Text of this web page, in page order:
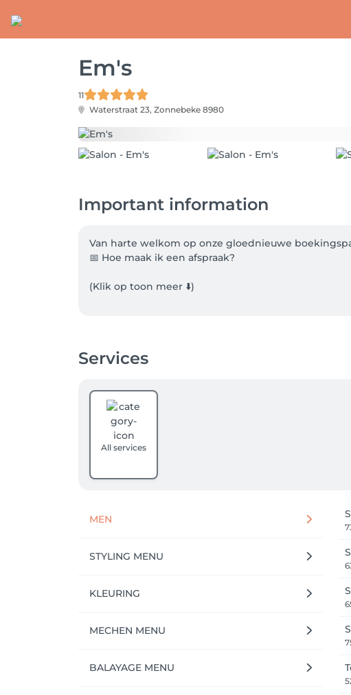
Em's
11
Waterstraat 23, Zonnebeke 8980
Important information
Van harte welkom op onze gloednieuwe
📅 Hoe maak ik een afspraak?
(Klik op toon meer ⬇️)
2️⃣ Selecteer de dienst die je wenst en het
3️⃣ Zodra jouw afspraak is geboekt, ontvang je
-> Op MIJN PROFIEL bovenaan rechts kun je
Services
All services
MEN
STYLING MENU
KLEURING
MECHEN MENU
BALAYAGE MENU